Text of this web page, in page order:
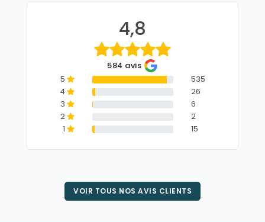
4,8
584 avis
5
535
4
26
3
6
2
2
1
15
VOIR TOUS NOS AVIS CLIENTS